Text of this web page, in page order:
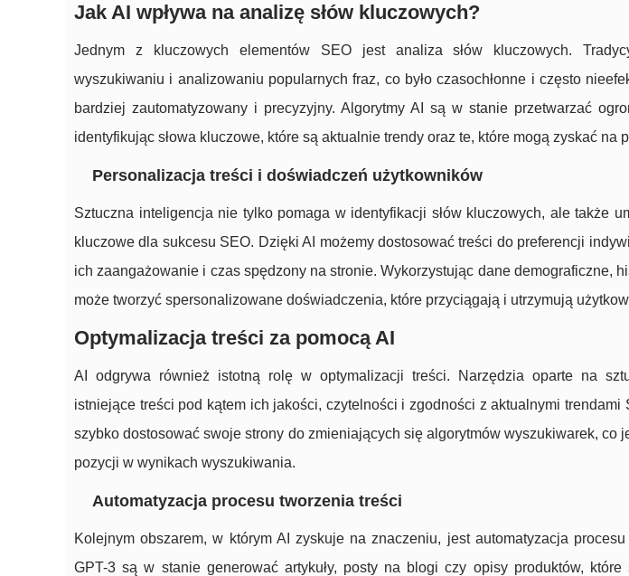
Jak AI wpływa na analizę słów kluczowych?
Jednym z kluczowych elementów SEO jest analiza słów kluczowych.
wyszukiwaniu i analizowaniu popularnych fraz, co było czasochłonne i często
bardziej zautomatyzowany i precyzyjny. Algorytmy AI są w stanie przetwarzać
identyfikując słowa kluczowe, które są aktualnie trendy oraz te, które mogą zyskać na
Personalizacja treści i doświadczeń użytkowników
Sztuczna inteligencja nie tylko pomaga w identyfikacji słów kluczowych, ale także
kluczowe dla sukcesu SEO. Dzięki AI możemy dostosować treści do preferencji
ich zaangażowanie i czas spędzony na stronie. Wykorzystując dane demograficzne,
może tworzyć spersonalizowane doświadczenia, które przyciągają i utrzymują
Optymalizacja treści za pomocą AI
AI odgrywa również istotną rolę w optymalizacji treści. Narzędzia oparte na
istniejące treści pod kątem ich jakości, czytelności i zgodności z aktualnymi trendami
szybko dostosować swoje strony do zmieniających się algorytmów wyszukiwarek, co
pozycji w wynikach wyszukiwania.
Automatyzacja procesu tworzenia treści
Kolejnym obszarem, w którym AI zyskuje na znaczeniu, jest automatyzacja
GPT-3 są w stanie generować artykuły, posty na blogi czy opisy produktów,